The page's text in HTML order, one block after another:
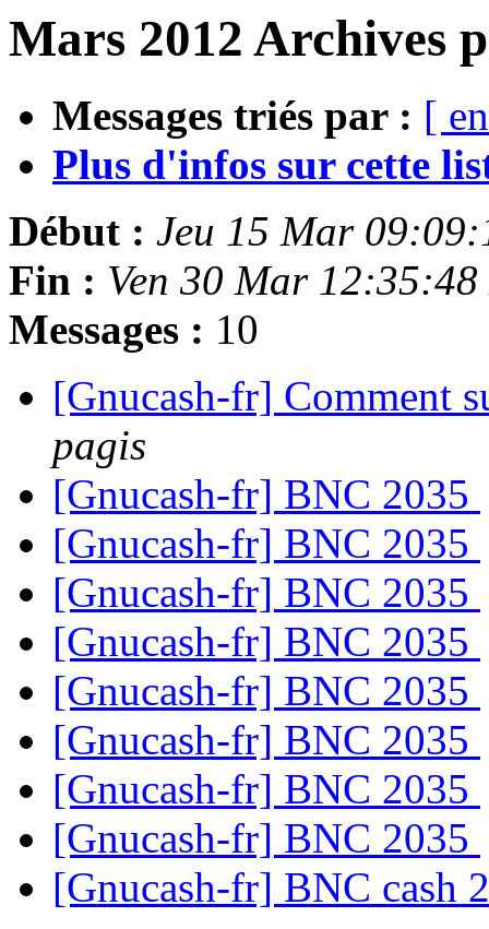
Mars 2012 Archives
Messages triés par : [
Plus d'infos sur cette
Début : Jeu 15 Mar
Fin : Ven 30 Mar
Messages : 10
[Gnucash-fr] Comment
pagis
[Gnucash-fr] BNC 2035
[Gnucash-fr] BNC 2035
[Gnucash-fr] BNC 2035
[Gnucash-fr] BNC 2035
[Gnucash-fr] BNC 2035
[Gnucash-fr] BNC 2035
[Gnucash-fr] BNC 2035
[Gnucash-fr] BNC 2035
[Gnucash-fr] BNC cash